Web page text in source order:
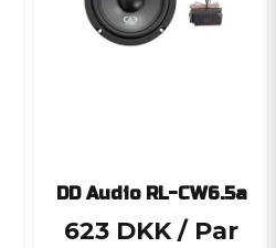
DD Audio RL-CW6.5a
623 DKK / Par